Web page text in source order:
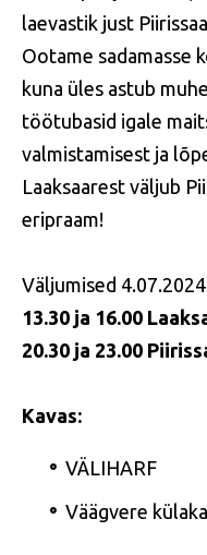
laevastik just
Ootame sadamasse
kuna üles astub
töötubasid igale
valmistamisest ja
Laaksaarest väljub
eripraam!
Väljumised
13.30 ja 16.00
20.30 ja 23.00
Kavas:
VÄLIHARF
Väägvere